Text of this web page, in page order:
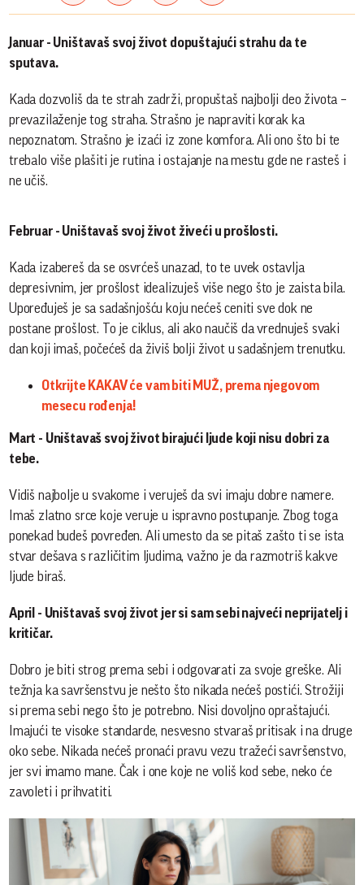
Januar - Uništavaš svoj život dopuštajući strahu da te
sputava.
Kada dozvoliš da te strah zadrži, propuštaš najbolji deo života –
prevazilaženje tog straha. Strašno je napraviti korak ka
nepoznatom. Strašno je izaći iz zone komfora. Ali ono što bi te
trebalo više plašiti je rutina i ostajanje na mestu gde ne rasteš i
ne učiš.
Februar - Uništavaš svoj život živeći u prošlosti.
Kada izabereš da se osvrćeš unazad, to te uvek ostavlja
depresivnim, jer prošlost idealizuješ više nego što je zaista bila.
Upoređuješ je sa sadašnjošću koju nećeš ceniti sve dok ne
postane prošlost. To je ciklus, ali ako naučiš da vrednuješ svaki
dan koji imaš, počećeš da živiš bolji život u sadašnjem trenutku.
Otkrijte KAKAV će vam biti MUŽ, prema njegovom
mesecu rođenja!
Mart - Uništavaš svoj život birajući ljude koji nisu dobri za
tebe.
Vidiš najbolje u svakome i veruješ da svi imaju dobre namere.
Imaš zlatno srce koje veruje u ispravno postupanje. Zbog toga
ponekad budeš povređen. Ali umesto da se pitaš zašto ti se ista
stvar dešava s različitim ljudima, važno je da razmotriš kakve
ljude biraš.
April - Uništavaš svoj život jer si sam sebi najveći neprijatelj i
kritičar.
Dobro je biti strog prema sebi i odgovarati za svoje greške. Ali
težnja ka savršenstvu je nešto što nikada nećeš postići. Strožiji
si prema sebi nego što je potrebno. Nisi dovoljno opraštajući.
Imajući te visoke standarde, nesvesno stvaraš pritisak i na druge
oko sebe. Nikada nećeš pronaći pravu vezu tražeći savršenstvo,
jer svi imamo mane. Čak i one koje ne voliš kod sebe, neko će
zavoleti i prihvatiti.